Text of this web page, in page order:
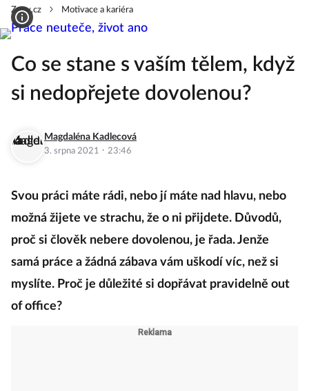
Zeny.cz Motivace a kariéra
Co se stane s vaším tělem, když
si nedopřejete dovolenou?
Magdaléna Kadlecová
3. srpna 2021 · 23:46
Svou práci máte rádi, nebo jí máte nad hlavu, nebo
možná žijete ve strachu, že o ni přijdete. Důvodů,
proč si člověk nebere dovolenou, je řada. Jenže
samá práce a žádná zábava vám uškodí víc, než si
myslíte. Proč je důležité si dopřávat pravidelně out
of office?